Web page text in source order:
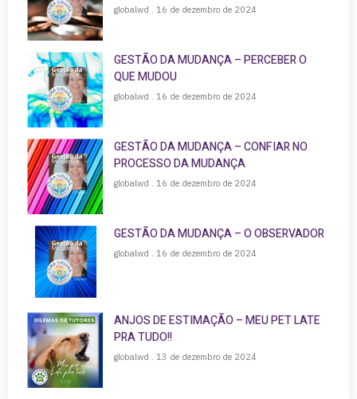
globalwd 16 de dezembro de 2024
GESTÃO DA MUDANÇA – PERCEBER O
QUE MUDOU
globalwd 16 de dezembro de 2024
GESTÃO DA MUDANÇA – CONFIAR NO
PROCESSO DA MUDANÇA
globalwd 16 de dezembro de 2024
GESTÃO DA MUDANÇA – O OBSERVADOR
globalwd 16 de dezembro de 2024
ANJOS DE ESTIMAÇÃO – MEU PET LATE
PRA TUDO!!
globalwd 13 de dezembro de 2024